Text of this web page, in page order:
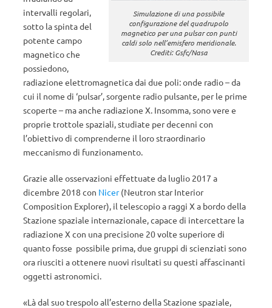
Simulazione di una possibile
configurazione del quadrupolo
magnetico per una pulsar con punti
caldi solo nell’emisfero meridionale.
Crediti: Gsfc/Nasa
intervalli regolari,
sotto la spinta del
potente campo
magnetico che
possiedono,
radiazione elettromagnetica dai due poli: onde radio – da
cui il nome di ‘pulsar’, sorgente radio pulsante, per le prime
scoperte – ma anche radiazione X. Insomma, sono vere e
proprie trottole spaziali, studiate per decenni con
l’obiettivo di comprenderne il loro straordinario
meccanismo di funzionamento.
Grazie alle osservazioni effettuate da luglio 2017 a
dicembre 2018 con Nicer(Neutron star Interior
Composition Explorer), il telescopio a raggi X a bordo della
Stazione spaziale internazionale, capace di intercettare la
radiazione X con una precisione 20 volte superiore di
quanto fosse possibile prima, due gruppi di scienziati sono
ora riusciti a ottenere nuovi risultati su questi affascinanti
oggetti astronomici.
«Là dal suo trespolo all’esterno della Stazione spaziale,